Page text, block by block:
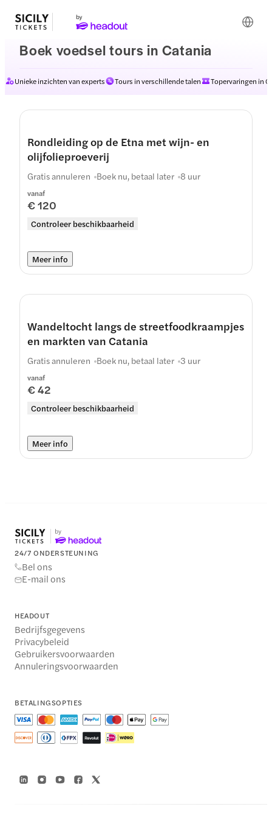
Boek voedsel tours in Catania
Unieke inzichten van experts Tours in verschillende talen Topervaringen in
Rondleiding op de Etna met wijn- en
olijfolieproeverij
vanaf
€ 120
Controleer beschikbaarheid
Gratis annuleren Boek nu, betaal later 8 uur
Meer info
Wandeltocht langs de streetfoodkraampjes
en markten van Catania
vanaf
€ 42
Controleer beschikbaarheid
Gratis annuleren Boek nu, betaal later 3 uur
Meer info
24/7 ONDERSTEUNING
Bel ons
E-mail ons
HEADOUT
Bedrijfsgegevens
Privacybeleid
Gebruikersvoorwaarden
Annuleringsvoorwaarden
BETALINGSOPTIES